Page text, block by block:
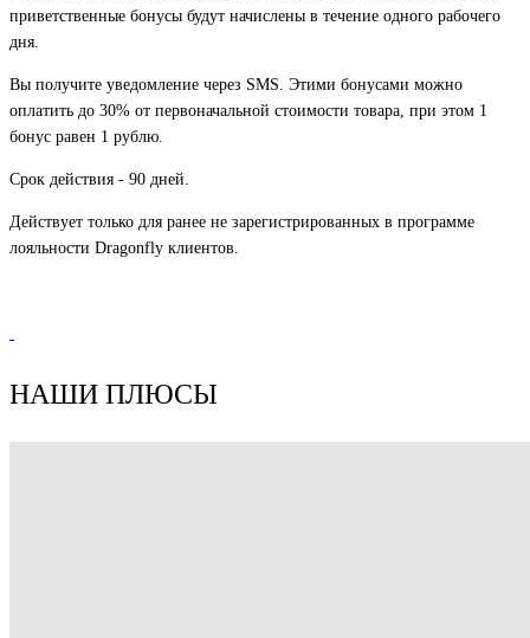
приветственные бонусы будут начислены в течение одного рабочего
дня.
Вы получите уведомление через SMS. Этими бонусами можно
оплатить до 30% от первоначальной стоимости товара, при этом 1
бонус равен 1 рублю.
Срок действия - 90 дней.
Действует только для ранее не зарегистрированных в программе
лояльности Dragonfly клиентов.
НАШИ ПЛЮСЫ